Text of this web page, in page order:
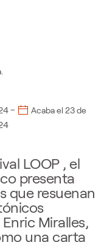
– Acaba el 23 de
LOOP , el
presenta
que resuenan
Miralles,
una carta